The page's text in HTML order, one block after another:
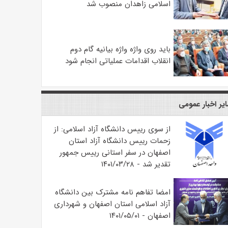
اسلامی زاهدان منصوب شد
باید روی واژه واژه بیانیه گام دوم
انقلاب اقدامات عملیاتی انجام شود
اخبار عمومی
از سوی رییس دانشگاه آزاد اسلامی: از
زحمات رییس دانشگاه آزاد استان
اصفهان در سفر استانی رییس جمهور
تقدیر شد - ۱۴۰۱/۰۳/۲۸
امضا تفاهم نامه مشترک بین دانشگاه
آزاد اسلامی استان اصفهان و شهرداری
اصفهان - ۱۴۰۱/۰۵/۰۱